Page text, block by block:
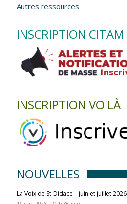
Autres ressources
INSCRIPTION CITAM
INSCRIPTION VOILÀ
NOUVELLES
La Voix de St-Didace – juin et juillet 2026